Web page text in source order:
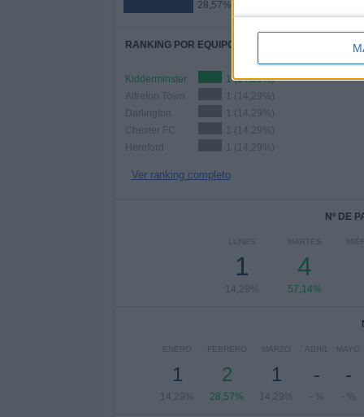
28,57%
RANKING POR EQUIPOS
Kidderminster
1 (14,29%)
Alfreton Town
1 (14,29%)
Darlington
1 (14,29%)
Chester FC
1 (14,29%)
Hereford
1 (14,29%)
Ver ranking completo
Nº DE
LUNES
1
14,29%
MARTES
4
57,14%
ENERO
1
14,29%
FEBRERO
2
28,57%
MARZO
1
14,29%
ABRIL
-
- %
MAYO
-
- %